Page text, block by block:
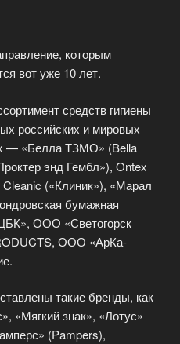
которым
вот уже 10 лет.
средств гигиены
российских и мировых
— «Белла ТЗМО» (Bella
энд Гембл»), Ontex
(«Клиник»), «Марал
бумажная
ООО «Светогорск
ООО «АрКа-
такие бренды, как
«Мягкий знак», «Лотус»
(Pampers),